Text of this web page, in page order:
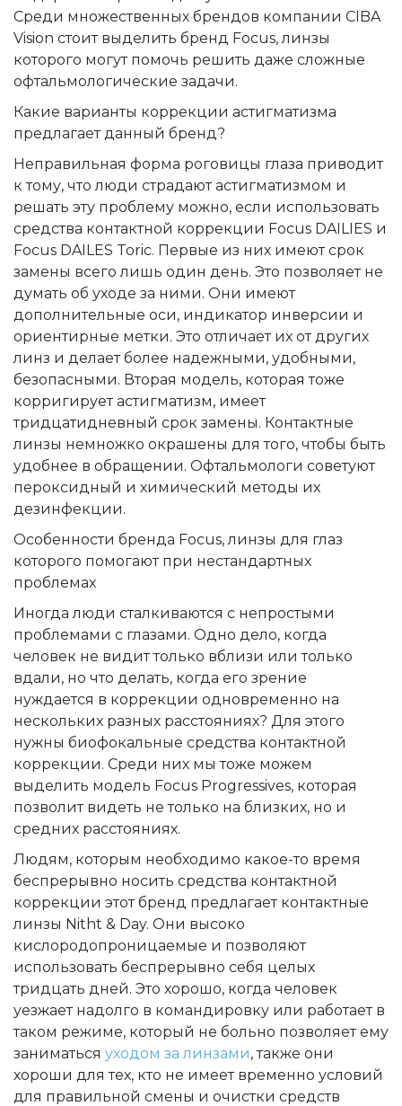
Среди множественных брендов компании CIBA
Vision стоит выделить бренд Focus, линзы
которого могут помочь решить даже сложные
офтальмологические задачи.
Какие варианты коррекции астигматизма
предлагает данный бренд?
Неправильная форма роговицы глаза приводит
к тому, что люди страдают астигматизмом и
решать эту проблему можно, если использовать
средства контактной коррекции Focus DAILIES и
Focus DAILES Toric. Первые из них имеют срок
замены всего лишь один день. Это позволяет не
думать об уходе за ними. Они имеют
дополнительные оси, индикатор инверсии и
ориентирные метки. Это отличает их от других
линз и делает более надежными, удобными,
безопасными. Вторая модель, которая тоже
корригирует астигматизм, имеет
тридцатидневный срок замены. Контактные
линзы немножко окрашены для того, чтобы быть
удобнее в обращении. Офтальмологи советуют
пероксидный и химический методы их
дезинфекции.
Особенности бренда Focus, линзы для глаз
которого помогают при нестандартных
проблемах
Иногда люди сталкиваются с непростыми
проблемами с глазами. Одно дело, когда
человек не видит только вблизи или только
вдали, но что делать, когда его зрение
нуждается в коррекции одновременно на
нескольких разных расстояниях? Для этого
нужны биофокальные средства контактной
коррекции. Среди них мы тоже можем
выделить модель Focus Progressives, которая
позволит видеть не только на близких, но и
средних расстояниях.
Людям, которым необходимо какое-то время
беспрерывно носить средства контактной
коррекции этот бренд предлагает контактные
линзы Nitht & Day. Они высоко
кислородопроницаемые и позволяют
использовать беспрерывно себя целых
тридцать дней. Это хорошо, когда человек
уезжает надолго в командировку или работает в
таком режиме, который не больно позволяет ему
заниматься уходом за линзами, также они
хороши для тех, кто не имеет временно условий
для правильной смены и очистки средств